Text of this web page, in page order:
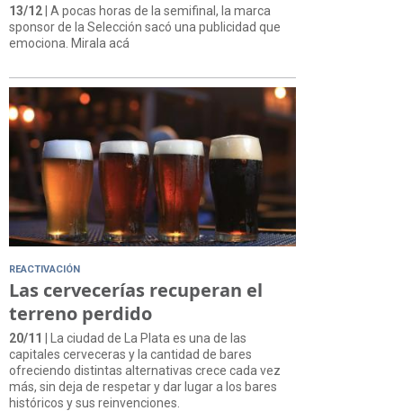
13/12 | A pocas horas de la semifinal, la marca
sponsor de la Selección sacó una publicidad que
emociona. Mirala acá
REACTIVACIÓN
Las cervecerías recuperan el
terreno perdido
20/11
| La ciudad de La Plata es una de las
capitales cerveceras y la cantidad de bares
ofreciendo distintas alternativas crece cada vez
más, sin deja de respetar y dar lugar a los bares
históricos y sus reinvenciones.